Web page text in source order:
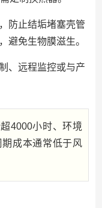
防止结垢堵塞壳管
避免生物膜滋生。
、远程监控或与产
4000小时、环境
成本通常低于风